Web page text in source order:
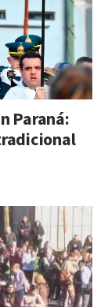
Paraná: